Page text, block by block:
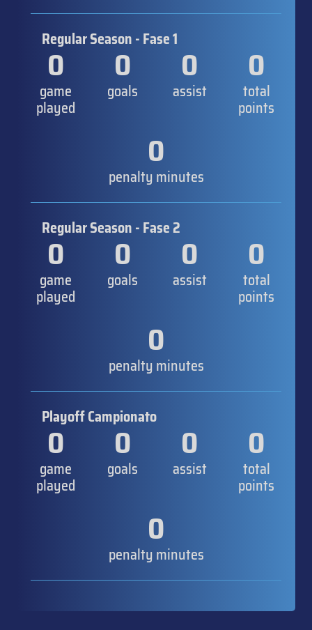
Regular Season - Fase 1
0
game
played
0
goals
0
assist
0
total
points
0
penalty minutes
Regular Season - Fase 2
0
game
played
0
goals
0
assist
0
total
points
0
penalty minutes
Playoff Campionato
0
game
played
0
goals
0
assist
0
total
points
0
penalty minutes